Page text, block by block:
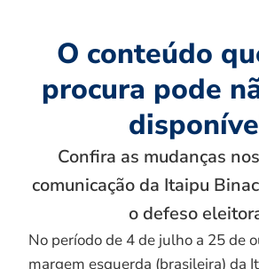
O conteúdo
procura pode
Confira as mudanças
comunicação da Itaipu
o defeso
No período de 4 de julho a 25 de
margem esquerda (brasileira) da